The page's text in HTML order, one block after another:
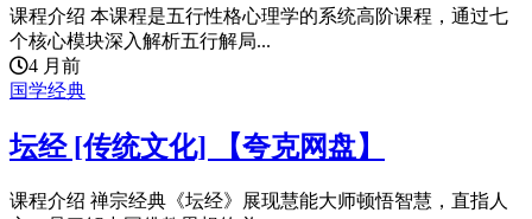
课程介绍 本课程是五行性格心理学的系统高阶课程，通过七
个核心模块深入解析五行解局...
4 月前
国学经典
坛经 [传统文化] 【夸克网盘】
课程介绍 禅宗经典《坛经》展现慧能大师顿悟智慧，直指人